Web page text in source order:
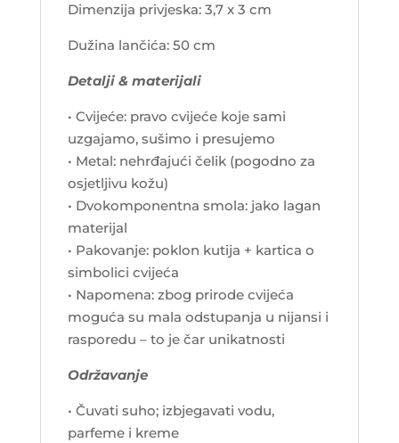
Dimenzija privjeska: 3,7 x 3 cm
Dužina lančića: 50 cm
Detalji & materijali
• Cvijeće: pravo cvijeće koje sami
uzgajamo, sušimo i presujemo
• Metal: nehrđajući čelik (pogodno za
osjetljivu kožu)
• Dvokomponentna smola: jako lagan
materijal
• Pakovanje: poklon kutija + kartica o
simbolici cvijeća
• Napomena: zbog prirode cvijeća
moguća su mala odstupanja u nijansi i
rasporedu – to je čar unikatnosti
Održavanje
• Čuvati suho; izbjegavati vodu,
parfeme i kreme